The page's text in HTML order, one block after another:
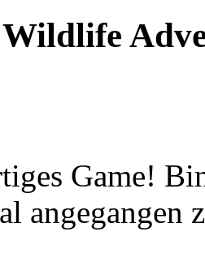
Game!
angegangen